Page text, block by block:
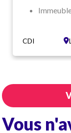
Le
Dans quelles
20h et 1
Tenue
CDI
Vous